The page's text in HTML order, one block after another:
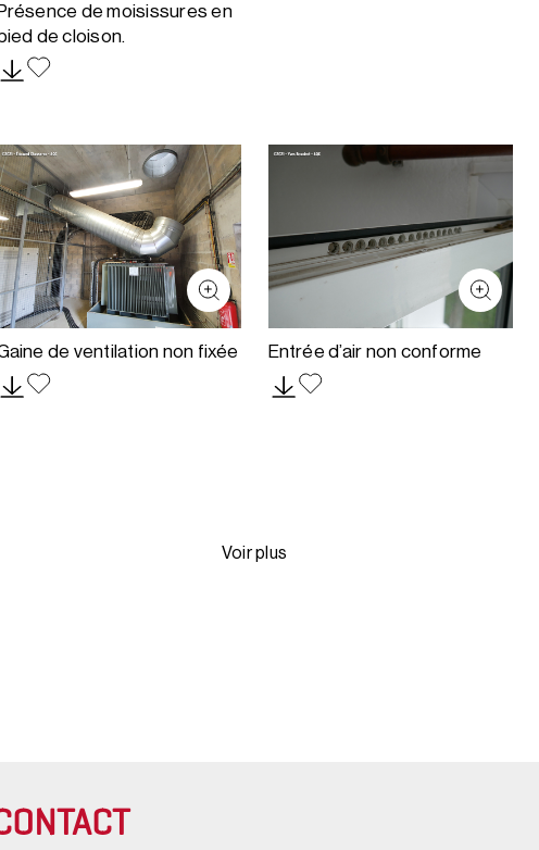
Présence de moisissures en
de cloison.
de ventilation non fixée Entrée d’air non conforme
Voir plus